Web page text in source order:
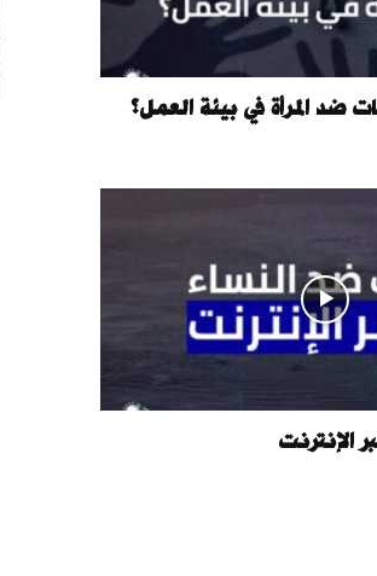
ضد المرأة في بيئة العمل؟
الإنترنت